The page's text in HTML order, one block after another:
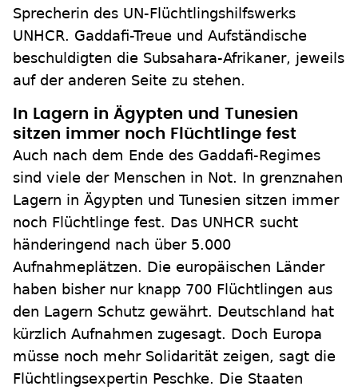
Sprecherin des UN-Flüchtlingshilfswerks
UNHCR. Gaddafi-Treue und Aufständische
beschuldigten die Subsahara-Afrikaner, jeweils
auf der anderen Seite zu stehen.
In Lagern in Ägypten und Tunesien
sitzen immer noch Flüchtlinge fest
Auch nach dem Ende des Gaddafi-Regimes
sind viele der Menschen in Not. In grenznahen
Lagern in Ägypten und Tunesien sitzen immer
noch Flüchtlinge fest. Das UNHCR sucht
händeringend nach über 5.000
Aufnahmeplätzen. Die europäischen Länder
haben bisher nur knapp 700 Flüchtlingen aus
den Lagern Schutz gewährt. Deutschland hat
kürzlich Aufnahmen zugesagt. Doch Europa
müsse noch mehr Solidarität zeigen, sagt die
Flüchtlingsexpertin Peschke. Die Staaten